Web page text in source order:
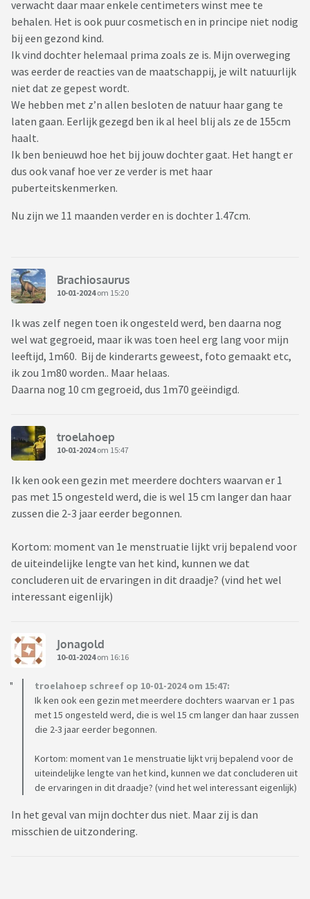
verwacht daar maar enkele centimeters winst mee te
behalen. Het is ook puur cosmetisch en in principe niet nodig
bij een gezond kind.
Ik vind dochter helemaal prima zoals ze is. Mijn overweging
was eerder de reacties van de maatschappij, je wilt natuurlijk
niet dat ze gepest wordt.
We hebben met z’n allen besloten de natuur haar gang te
laten gaan. Eerlijk gezegd ben ik al heel blij als ze de 155cm
haalt.
Ik ben benieuwd hoe het bij jouw dochter gaat. Het hangt er
dus ook vanaf hoe ver ze verder is met haar
puberteitskenmerken.
Nu zijn we 11 maanden verder en is dochter 1.47cm.
Brachiosaurus
10-01-2024om 15:20
Ik was zelf negen toen ik ongesteld werd, ben daarna nog
wel wat gegroeid, maar ik was toen heel erg lang voor mijn
leeftijd, 1m60. Bij de kinderarts geweest, foto gemaakt etc,
ik zou 1m80 worden.. Maar helaas.
Daarna nog 10 cm gegroeid, dus 1m70 geëindigd.
troelahoep
10-01-2024om 15:47
Ik ken ook een gezin met meerdere dochters waarvan er 1
pas met 15 ongesteld werd, die is wel 15 cm langer dan haar
zussen die 2-3 jaar eerder begonnen.
Kortom: moment van 1e menstruatie lijkt vrij bepalend voor
de uiteindelijke lengte van het kind, kunnen we dat
concluderen uit de ervaringen in dit draadje? (vind het wel
interessant eigenlijk)
Jonagold
10-01-2024om 16:16
troelahoep schreef op 10-01-2024 om 15:47:
Ik ken ook een gezin met meerdere dochters waarvan er 1 pas
met 15 ongesteld werd, die is wel 15 cm langer dan haar zussen
die 2-3 jaar eerder begonnen.
Kortom: moment van 1e menstruatie lijkt vrij bepalend voor de
uiteindelijke lengte van het kind, kunnen we dat concluderen uit
de ervaringen in dit draadje? (vind het wel interessant eigenlijk)
In het geval van mijn dochter dus niet. Maar zij is dan
misschien de uitzondering.